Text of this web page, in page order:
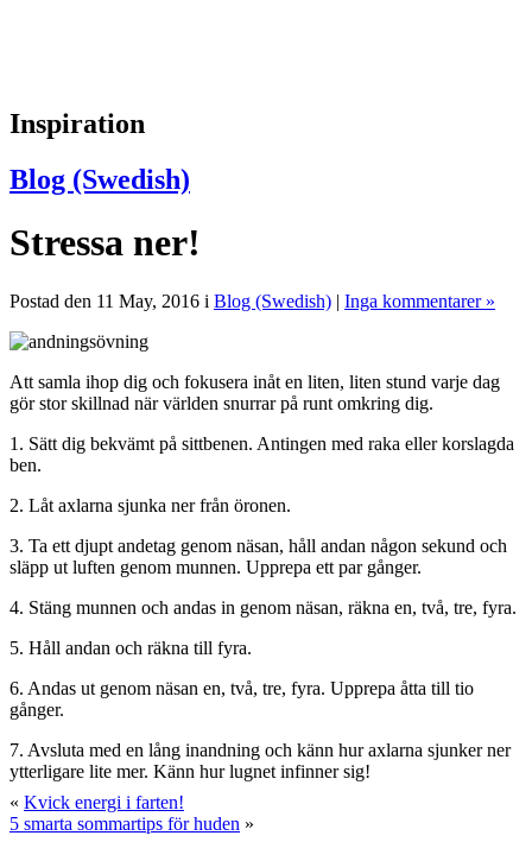
Inspiration
Blog (Swedish)
Stressa ner!
Postad den 11 May, 2016 i Blog (Swedish) | Inga kommentarer »
Att samla ihop dig och fokusera inåt en liten, liten stund varje dag
gör stor skillnad när världen snurrar på runt omkring dig.
1. Sätt dig bekvämt på sittbenen. Antingen med raka eller korslagda
ben.
2. Låt axlarna sjunka ner från öronen.
3. Ta ett djupt andetag genom näsan, håll andan någon sekund och
släpp ut luften genom munnen. Upprepa ett par gånger.
4. Stäng munnen och andas in genom näsan, räkna en, två, tre, fyra.
5. Håll andan och räkna till fyra.
6. Andas ut genom näsan en, två, tre, fyra. Upprepa åtta till tio
gånger.
7. Avsluta med en lång inandning och känn hur axlarna sjunker ner
ytterligare lite mer. Känn hur lugnet infinner sig!
« Kvick energi i farten!
5 smarta sommartips för huden »